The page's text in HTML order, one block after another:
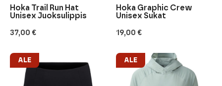
37,00 €
Hoka Trail Run Hat
Unisex Juoksulippis
19,00 €
Hoka Graphic Crew
Unisex Sukat
ALE ALE